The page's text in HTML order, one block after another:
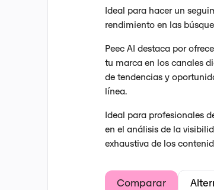
Ideal para hacer un
rendimiento en las
Peec AI destaca por
tu marca en los canales
de tendencias y
línea.
Ideal para profesionales
en el análisis de la
exhaustiva de los
Comparar